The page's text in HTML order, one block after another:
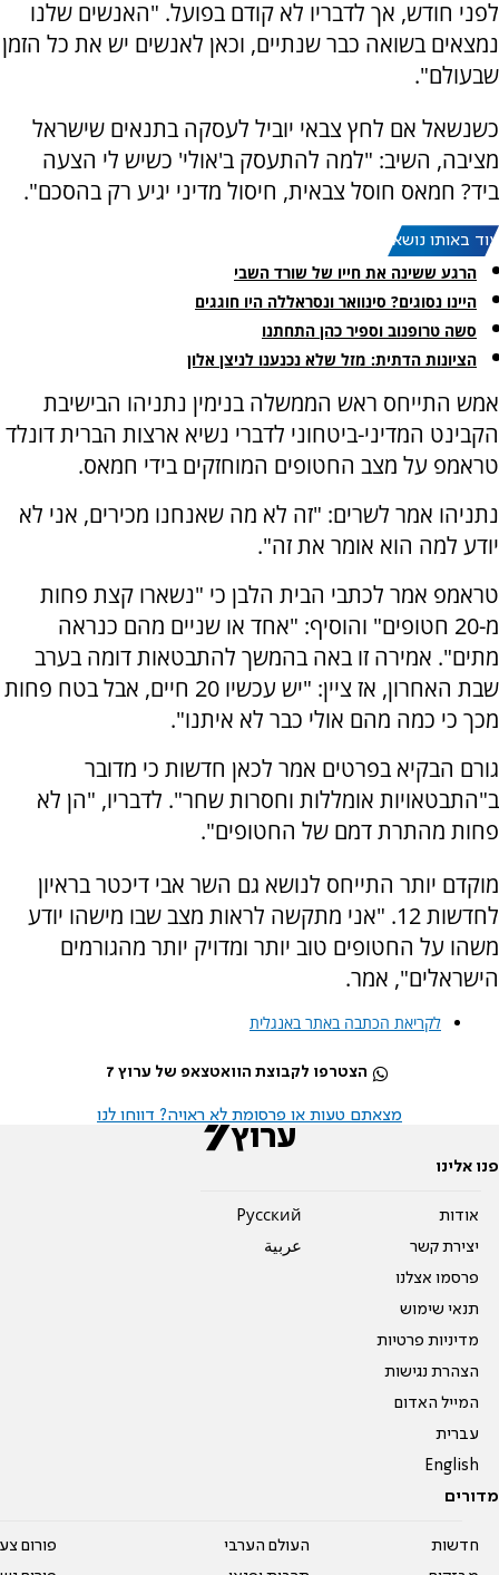
לפני חודש, אך לדבריו לא קודם בפועל. "האנשים שלנו
נמצאים בשואה כבר שנתיים, וכאן לאנשים יש את כל הזמן
שבעולם".
כשנשאל אם לחץ צבאי יוביל לעסקה בתנאים שישראל
מציבה, השיב: "למה להתעסק ב'אולי' כשיש לי הצעה
ביד? חמאס חוסל צבאית, חיסול מדיני יגיע רק בהסכם".
עוד באותו נושא:
הרגע ששינה את חייו של שורד השבי
היינו נסוגים? סינוואר ונסראללה היו חוגגים
סשה טרופנוב וספיר כהן התחתנו
הציונות הדתית: מזל שלא נכנענו לניצן אלון
אמש התייחס ראש הממשלה בנימין נתניהו הבישיבת
הקבינט המדיני-ביטחוני לדברי נשיא ארצות הברית דונלד
טראמפ על מצב החטופים המוחזקים בידי חמאס.
נתניהו אמר לשרים: "זה לא מה שאנחנו מכירים, אני לא
יודע למה הוא אומר את זה".
טראמפ אמר לכתבי הבית הלבן כי "נשארו קצת פחות
מ-20 חטופים" והוסיף: "אחד או שניים מהם כנראה
מתים". אמירה זו באה בהמשך להתבטאות דומה בערב
שבת האחרון, אז ציין: "יש עכשיו 20 חיים, אבל בטח פחות
מכך כי כמה מהם אולי כבר לא איתנו".
גורם הבקיא בפרטים אמר לכאן חדשות כי מדובר
ב"התבטאויות אומללות וחסרות שחר". לדבריו, "הן לא
פחות מהתרת דמם של החטופים".
מוקדם יותר התייחס לנושא גם השר אבי דיכטר בראיון
לחדשות 12. "אני מתקשה לראות מצב שבו מישהו יודע
משהו על החטופים טוב יותר ומדויק יותר מהגורמים
הישראלים", אמר.
לקריאת הכתבה באתר באנגלית
הצטרפו לקבוצת הוואטצאפ של ערוץ 7
מצאתם טעות או פרסומת לא ראויה? דווחו לנו
פנו אלינו
אודות
יצירת קשר
פרסמו אצלנו
תנאי שימוש
מדיניות פרטיות
הצהרת נגישות
המייל האדום
עברית
English
Pусский
عربية
מדורים
חדשות
העולם הערבי
פורום